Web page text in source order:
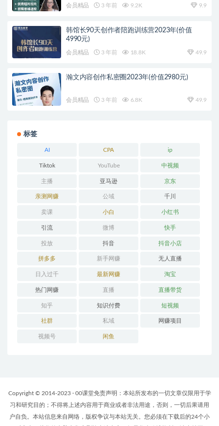
会员精品 3 年前 9.2K 9.9
韩馆长90天创作者陪跑训练营2023年(价值
4990元)
会员精品 3 年前 18.8K 49.9
瀚文内容创作私密圈2023年(价值2980元)
会员精品 3 年前 6.8K 49.9
标签
AI CPA ip
Tiktok YouTube 中视频
主播 亚马逊 京东
亲测网赚 公域 千川
卖课 小白 小红书
引流 微博 快手
投放 抖音 抖音小店
拼多多 新手网赚 无人直播
日入过千 最新网赚 淘宝
热门网赚 直播 直播带货
知乎 知识付费 短视频
社群 私域 网赚项目
视频号 闲鱼
Copyright © 2014-2023 · 00课堂免责声明：本站所发布的一切文章仅限用于学
习和研究目的；不得将上述内容用于商业或者非法用途，否则，一切后果请用
户自负。本站信息来自网络，版权争议与本站无关。您必须在下载后的24个小